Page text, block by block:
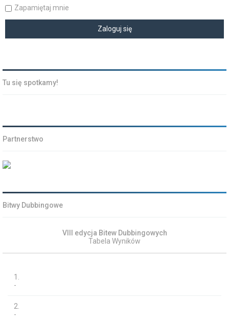
Zapamiętaj mnie
Tu się spotkamy!
Partnerstwo
Bitwy Dubbingowe
VIII edycja Bitew Dubbingowych
Tabela Wyników
1.
-
2.
-